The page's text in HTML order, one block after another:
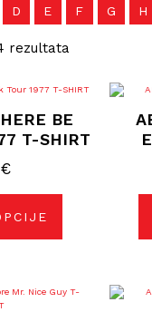
D E F G H
rezultata
BE
T-SHIRT
€